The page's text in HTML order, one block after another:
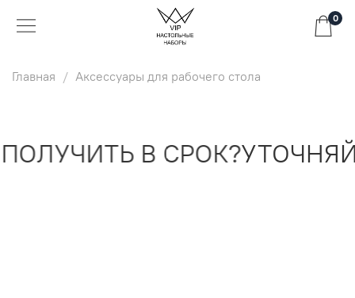
0
Главная Аксессуары для рабочего стола
В СРОК?